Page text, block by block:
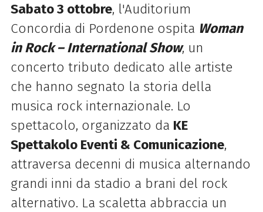
Sabato 3 ottobre, l'Auditorium
Concordia di Pordenone ospita Woman
in Rock – International Show, un
concerto tributo dedicato alle artiste
che hanno segnato la storia della
musica rock internazionale. Lo
spettacolo, organizzato da KE
Spettakolo Eventi & Comunicazione,
attraversa decenni di musica alternando
grandi inni da stadio a brani del rock
alternativo. La scaletta abbraccia un